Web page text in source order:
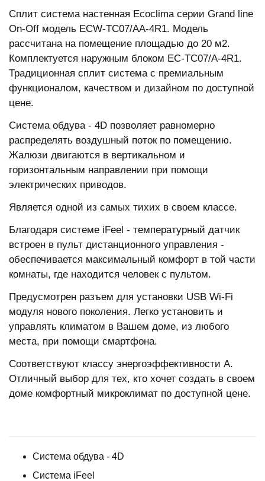
Сплит система настенная Ecoclima серии Grand line
On-Off модель ECW-TC07/AA-4R1. Модель
рассчитана на помещение площадью до 20 м2.
Комплектуется наружным блоком EC-TC07/A-4R1.
Традиционная сплит система с премиальным
функционалом, качеством и дизайном по доступной
цене.
Система обдува - 4D позволяет равномерно
распределять воздушный поток по помещению.
Жалюзи двигаются в вертикальном и
горизонтальным направлении при помощи
электрических приводов.
Является одной из самых тихих в своем классе.
Благодаря системе iFeel - температурный датчик
встроен в пульт дистанционного управления -
обеспечивается максимальный комфорт в той части
комнаты, где находится человек с пультом.
Предусмотрен разъем для установки USB Wi-Fi
модуля нового поколения. Легко установить и
управлять климатом в Вашем доме, из любого
места, при помощи смартфона.
Соответствуют классу энергоэффективности A.
Отличный выбор для тех, кто хочет создать в своем
доме комфортный микроклимат по доступной цене.
Система обдува - 4D
Система iFeel